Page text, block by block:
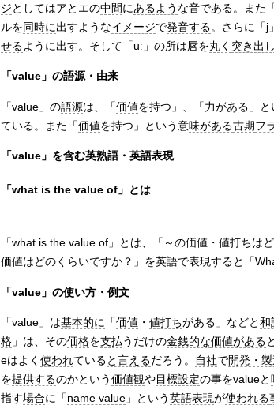
ジとしてはアとエの中間にあるよう な音である。また
ルを同時に出すようなイメージで発音する。さらに「j
せるように出す。そして「uː」の所は唇を丸く 突き出し
「value」の語源・由来
「value」の語源は、「価値を持つ」、「力がある」
ている。また「価値を持つ」という意味がある古期フ
「value」を含む英熟語・英語表現
「what is the value of」とは
「what isthe value of」とは、「～の価値 ・ 値打ちは
価値はどのくらいですか？」を英語で表現すると「
「value」の使い方・例文
「value」は基本的に 「価値 ・ 値打ちがある」などと和
格」は、その価格を支払うだけの金銭的な価値があると
eはよく 使われていると言えるだろう。 自社で開発・製
を提供するのかという価値観や目標設定の事をvalueと
指す場合に「name value」という英語表現が使われる